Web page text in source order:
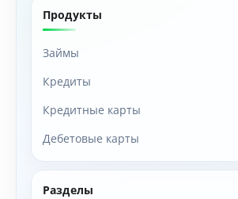
Продукты
Займы
Кредиты
Кредитные карты
Дебетовые карты
Разделы